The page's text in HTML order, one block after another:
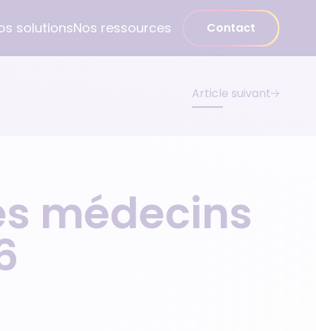
Pédiatre
Dentiste
solutionsNos ressources Contact
Article suivant
médecins